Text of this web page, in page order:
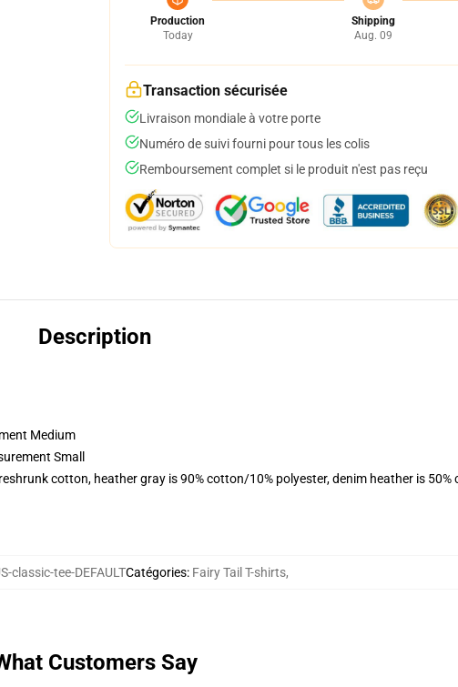
Production
Today
Shipping
Aug. 09
Transaction sécurisée
Livraison mondiale à votre porte
Numéro de suivi fourni pour tous les colis
Remboursement complet si le produit n'est pas reçu
Description
Medium
Small
cotton, heather gray is 90% cotton/10% polyester, denim heather is 50%
classic-tee-DEFAULTCatégories: Fairy Tail T-shirts,
Customers Say